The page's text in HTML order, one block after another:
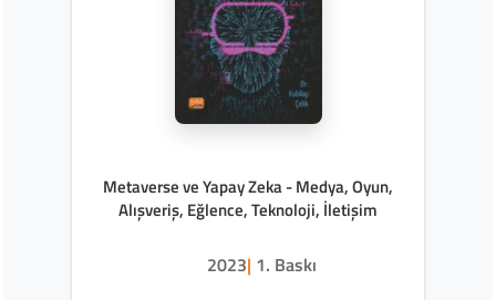
Metaverse ve Yapay Zeka - Medya, Oyun,
Alışveriş, Eğlence, Teknoloji, İletişim
2023| 1. Baskı